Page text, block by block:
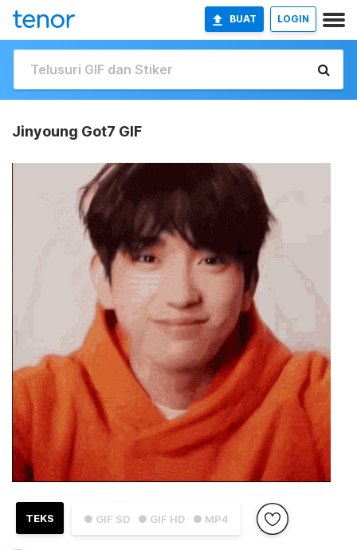
BUAT LOGIN
Jinyoung Got7 GIF
● GIF SD ● GIF HD ● MP4
TEKS